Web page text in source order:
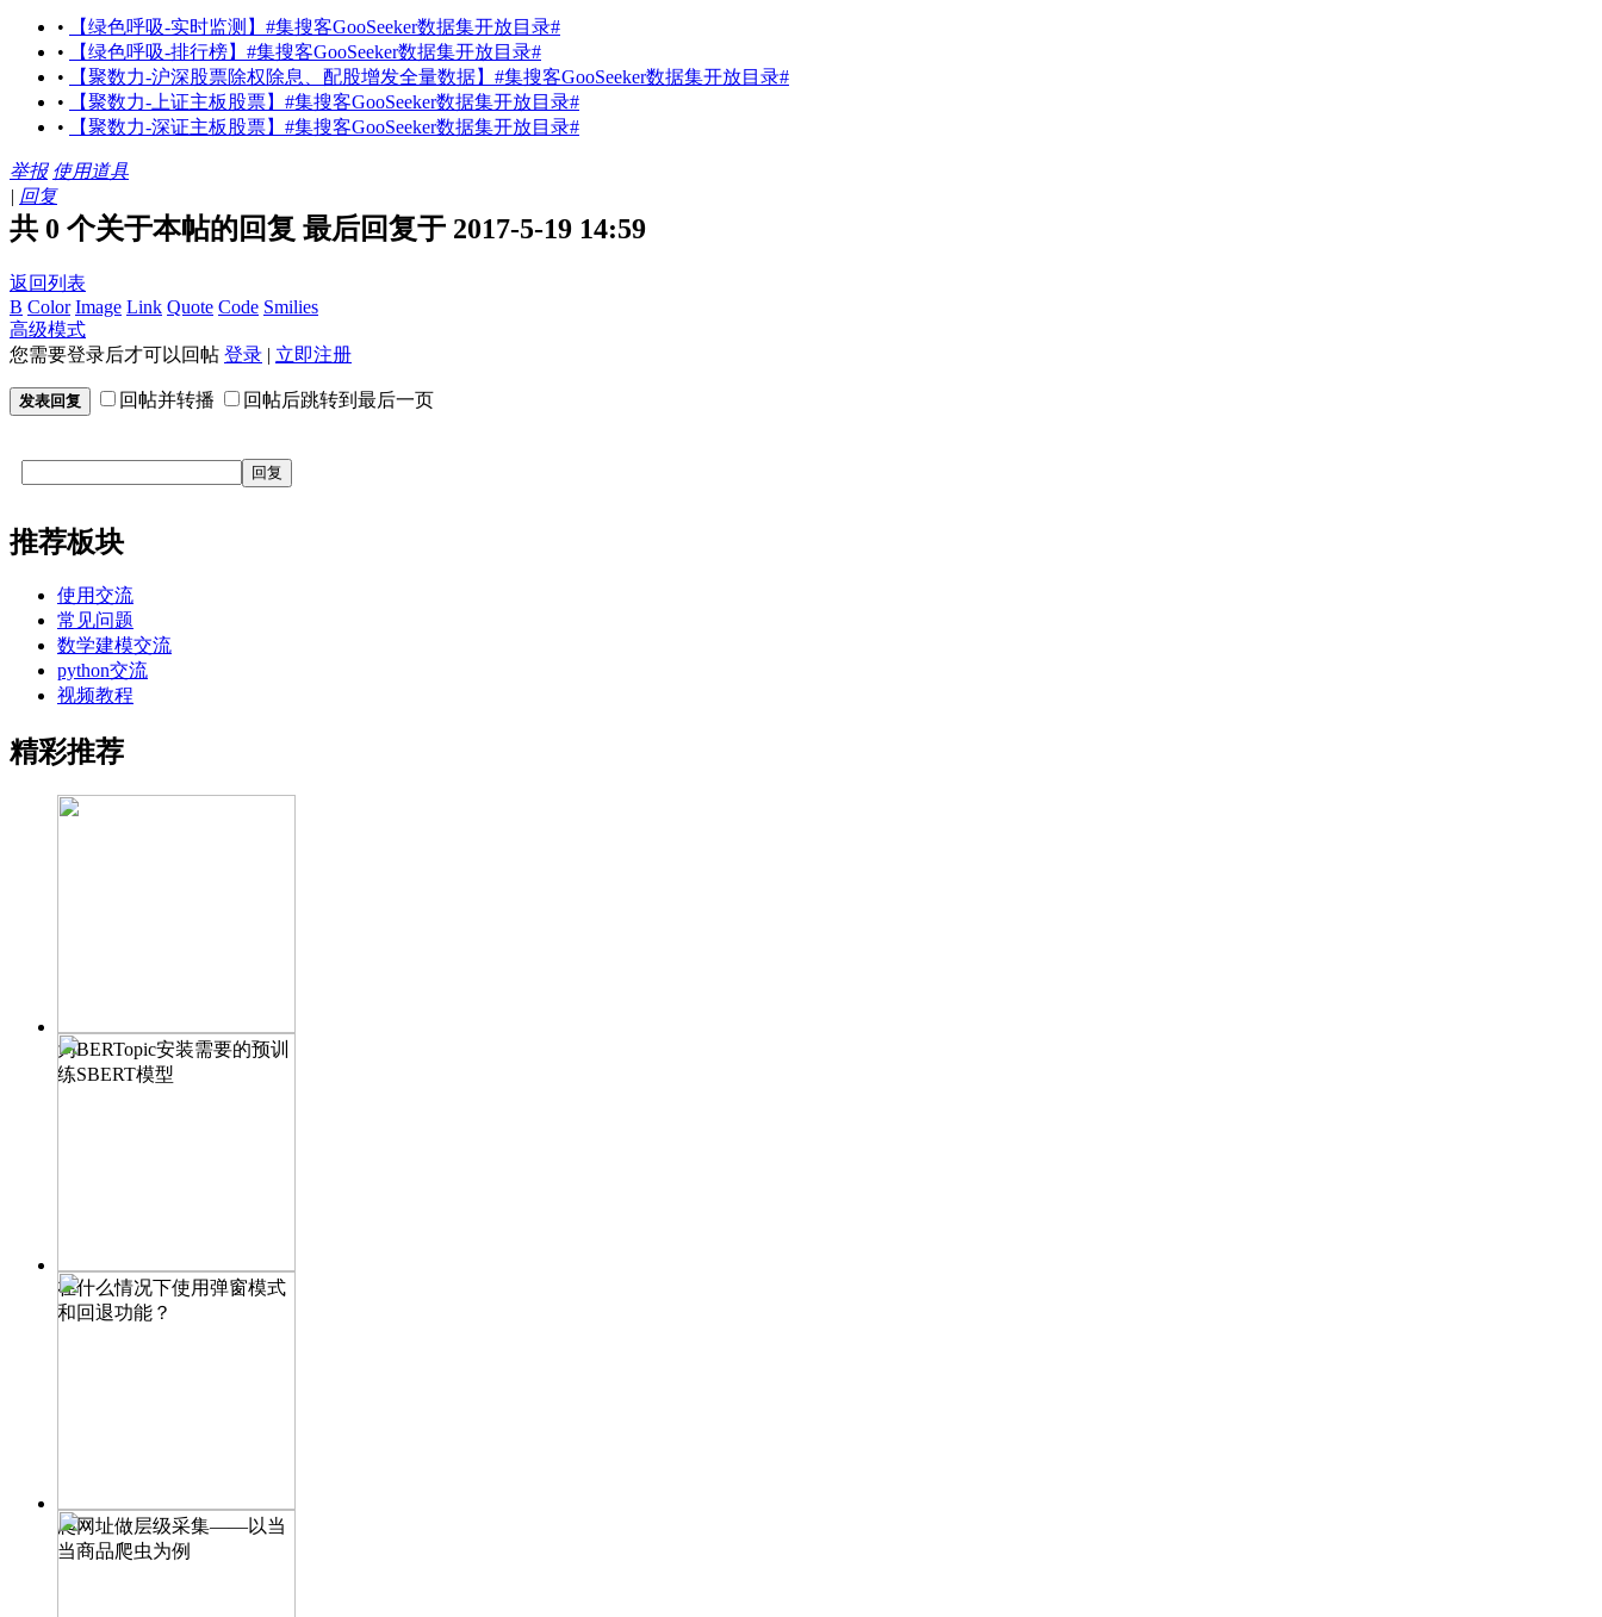
•
【绿色呼吸-实时监测】#集搜客GooSeeker数据集开放目录#
•
【绿色呼吸-排行榜】#集搜客GooSeeker数据集开放目录#
•
【聚数力-沪深股票除权除息、配股增发全量数据】#集搜客GooSeeker数据集开放目录#
•
【聚数力-上证主板股票】#集搜客GooSeeker数据集开放目录#
•
【聚数力-深证主板股票】#集搜客GooSeeker数据集开放目录#
举报 使用道具
| 回复
共 0 个关于本帖的回复 最后回复于 2017-5-19 14:59
返回列表
B Color Image Link Quote Code Smilies
高级模式
您需要登录后才可以回帖 登录 | 立即注册
发表回复 回帖并转播 回帖后跳转到最后一页
回复
推荐板块
使用交流
常见问题
数学建模交流
python交流
视频教程
精彩推荐
为BERTopic安装需要的预训
练SBERT模型
在什么情况下使用弹窗模式
和回退功能？
爬网址做层级采集——以当
当商品爬虫为例